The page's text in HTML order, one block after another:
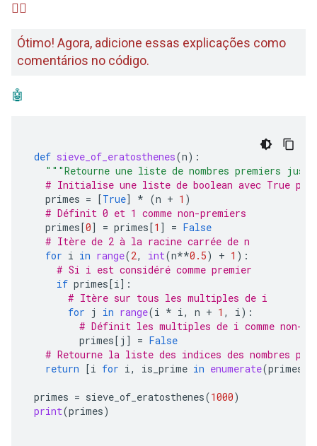
🙋‍♂️
Ótimo! Agora, adicione essas explicações como
comentários no código.
🤖
def sieve_of_eratosthenes(n):
"""Retourne une liste de nombres premiers
# Initialise une liste de boolean avec True
primes = [True] * (n + 1 )
# Définit 0 et 1 comme non-premiers
primes[0] = primes[1 ] = False
# Itère de 2 à la racine carrée de n
for i in range(2, int(n**0.5) + 1 ):
# Si i est considéré comme premier
if primes[i]:
# Itère sur tous les multiples de i
for j in range(i * i, n + 1 , i):
# Définit les multiples de i comme non-
primes[ j ] = False
# Retourne la liste des indices des nombres
return [i for i, is_prime in enumerate(primes
primes = sieve_of_eratosthenes(1000)
print(primes)